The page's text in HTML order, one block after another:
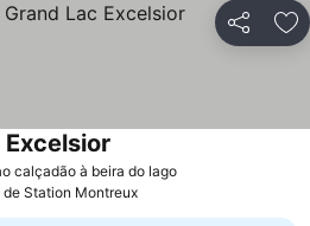
Partilhar
calçadão à beira do lagoVer preços
Excelsior
de Station Montreux